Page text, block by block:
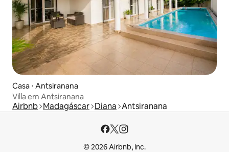
Casa ⋅ Antsiranana
Villa em Antsiranana
Airbnb Madagáscar Diana Antsiranana
© 2026 Airbnb, Inc.